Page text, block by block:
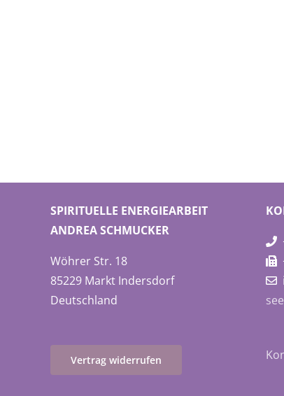
SPIRITUELLE ENERGIEARBEIT
ANDREA SCHMUCKER
Wöhrer Str. 18
85229 Markt Indersdorf
Deutschland
Vertrag widerrufen